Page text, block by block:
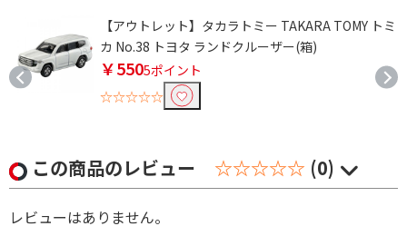
【アウトレット】タカラトミー TAKARA TOMY トミ
カ No.38 トヨタ ランドクルーザー(箱)
￥5505ポイント
☆☆☆☆☆
この商品のレビュー ☆☆☆☆☆ (0)
レビューはありません。